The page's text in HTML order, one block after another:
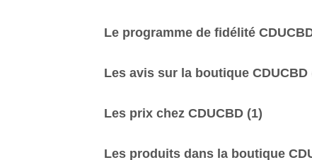
Le programme de fidélité
Les avis sur la boutique CDUCBD
Les prix chez CDUCBD (1)
Les produits dans la boutique